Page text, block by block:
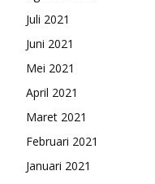
Juli 2021
Juni 2021
Mei 2021
April 2021
Maret 2021
Februari 2021
Januari 2021